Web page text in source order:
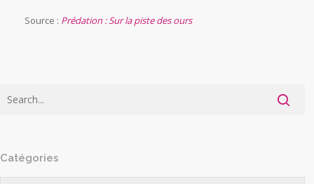
Source : Prédation : Sur la piste des ours
Catégories